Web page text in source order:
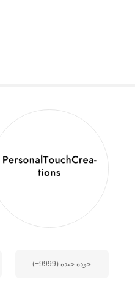
جودة جيدة (9999+)